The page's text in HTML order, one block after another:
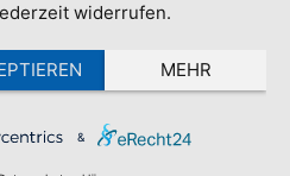
widerrufen.
MEHR
&